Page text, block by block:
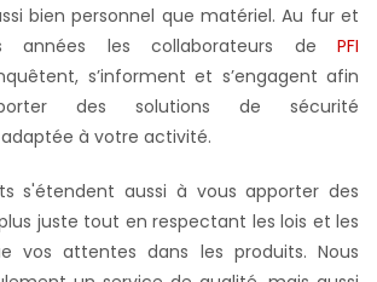
bien personnel que matériel. Au fur et
années les collaborateurs de PFI
s’informent et s’engagent afin
des solutions de sécurité
à votre activité.
s'étendent aussi à vous apporter des
juste tout en respectant les lois et les
vos attentes dans les produits. Nous